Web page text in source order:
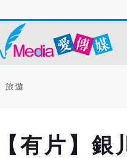
旅遊
【有片】